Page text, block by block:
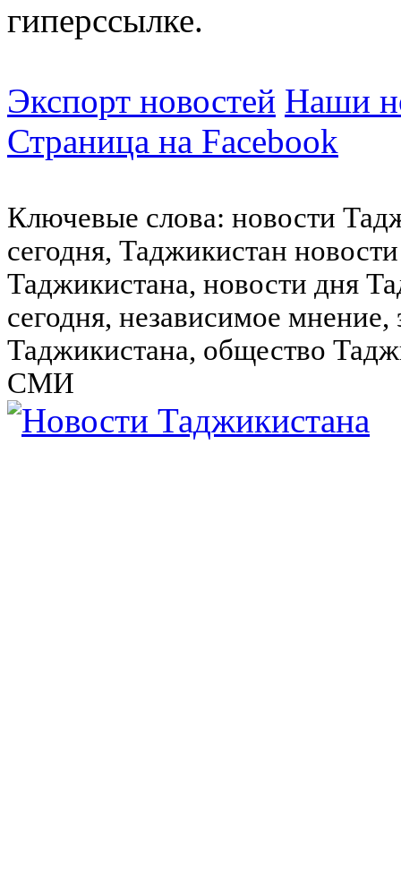
гиперссылке.
Экспорт новостей Наши
Страница на Facebook
Ключевые слова: новости
сегодня, Таджикистан
Таджикистана, новости дня
сегодня, независимое
Таджикистана, общество
СМИ